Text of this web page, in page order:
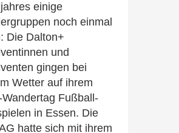
einige
noch einmal
Die Dalton+
und
gingen bei
Wetter auf ihrem
Wandertag Fußball-
in Essen. Die
hatte sich mit ihrem